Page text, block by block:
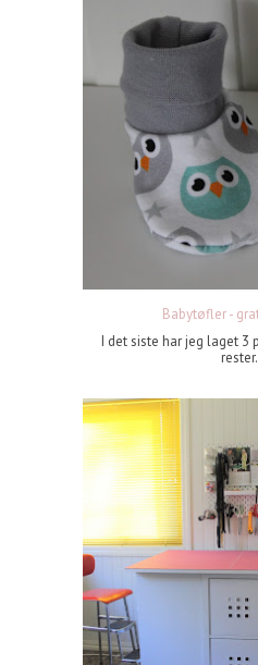
Babytøfler -
I det siste har jeg laget 3